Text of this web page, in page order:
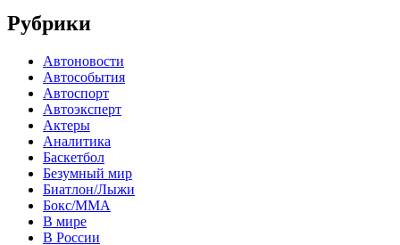
Рубрики
Автоновости
Автособытия
Автоспорт
Автоэксперт
Актеры
Аналитика
Баскетбол
Безумный мир
Биатлон/Лыжи
Бокс/MMA
В мире
В России